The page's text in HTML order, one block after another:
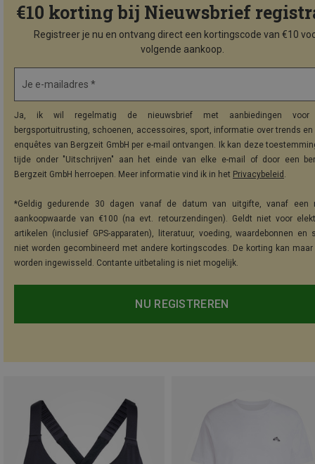
€10 korting bij Nieuwsbrief
Registreer je nu en ontvang direct een kortingscode van €10
volgende aankoop.
Je e-mailadres *
Ja, ik wil regelmatig de nieuwsbrief met aanbiedingen voor
bergsportuitrusting, schoenen, accessoires, sport, informatie over trends
enquêtes van Bergzeit GmbH per e-mail ontvangen. Ik kan deze
tijde onder "Uitschrijven" aan het einde van elke e-mail of door een
Bergzeit GmbH herroepen. Meer informatie vind ik in het Privacybeleid .
*Geldig gedurende 30 dagen vanaf de datum van uitgifte, vanaf een
aankoopwaarde van €100 (na evt. retourzendingen). Geldt niet voor
artikelen (inclusief GPS-apparaten), literatuur, voeding, waardebonnen en
niet worden gecombineerd met andere kortingscodes. De korting kan maar
worden ingewisseld. Contante uitbetaling is niet mogelijk.
NU REGISTREREN